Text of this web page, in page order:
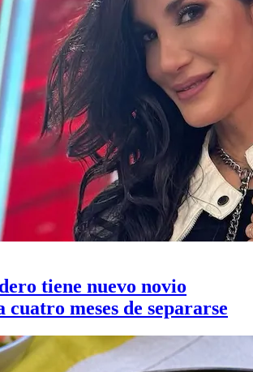
tiene nuevo novio
cuatro meses de separarse